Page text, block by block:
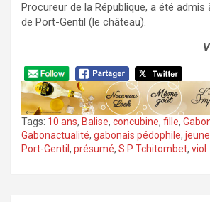
Procureur de la République, a été admis
de Port-Gentil (le château).
Tags: 10 ans, Balise, concubine, fille,
Gabonactualité, gabonais pédophile,
Port-Gentil , présumé, S.P Tchitombet, viol